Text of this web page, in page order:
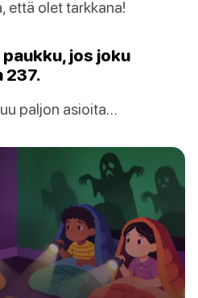
että olet tarkkana!
jos joku
237.
paljon asioita…